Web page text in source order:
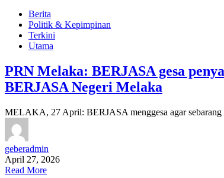
Berita
Politik & Kepimpinan
Terkini
Utama
PRN Melaka: BERJASA gesa
BERJASA Negeri Melaka
MELAKA, 27 April: BERJASA menggesa agar
geberadmin
April 27, 2026
Read More